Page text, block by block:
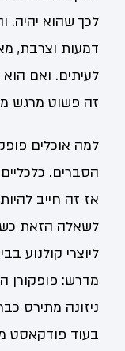
לכך שהוא יהיה.
דמעות וצרבת,
לעיתים. ואם הוא
זה פשוט מרגש
למה אוכלים
הסברים.
אז זה חייב
לשאלה הזאת
ליוצרי קולנוע
מדרש: פופקורן
ניזונה מתירס
בעוד פודקאסט